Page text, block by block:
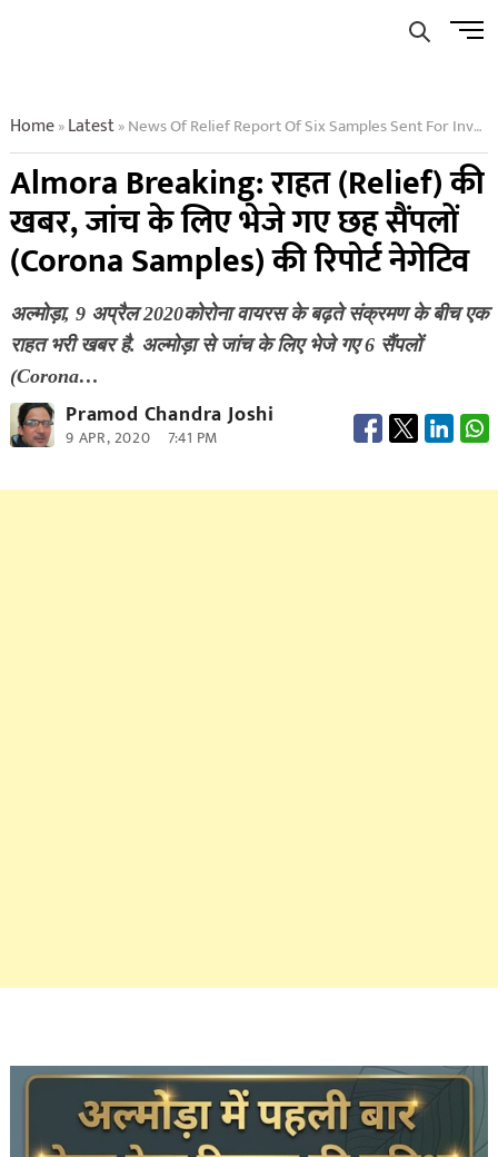
Menu
Home»Latest»News Of Relief Report Of Six Samples Sent For Investigation Negative
Almora Breaking: राहत (Relief) की
खबर, जांच के लिए भेजे गए छह सैंपलों
(Corona Samples) की रिपोर्ट नेगेटिव
अल्मोड़ा, 9 अप्रैल 2020कोरोना वायरस के बढ़ते संक्रमण के ​बीच एक
राहत भरी खबर है. अल्मोड़ा से जांच के लिए भेजे गए 6 सैंपलों
(Corona…
Pramod Chandra Joshi
9 APR, 2020 7:41 PM